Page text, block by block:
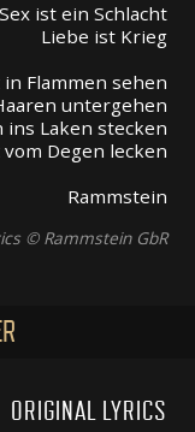
Sex ist ein Schlacht
Liebe ist Krieg
Flammen sehen
untergehen
ins Laken stecken
Degen lecken
Rammstein
© Rammstein GbR
ORIGINAL LYRICS